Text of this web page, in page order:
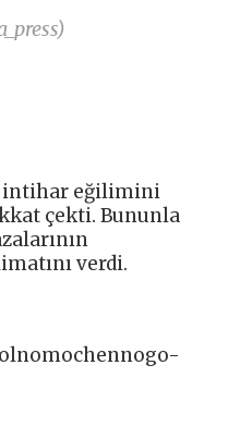
intihar eğilimini
çekti. Bununla
verdi.